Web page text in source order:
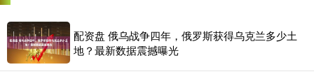
配资盘 俄乌战争四年，俄罗斯获得乌克兰多少土
地？最新数据震撼曝光